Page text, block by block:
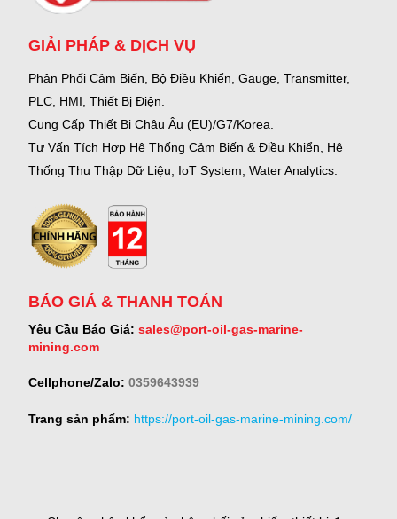
GIẢI PHÁP & DỊCH VỤ
Phân Phối Cảm Biến, Bộ Điều Khiển, Gauge, Transmitter,
PLC, HMI, Thiết Bị Điện.
Cung Cấp Thiết Bị Châu Âu (EU)/G7/Korea.
Tư Vấn Tích Hợp Hệ Thống Cảm Biến & Điều Khiển, Hệ
Thống Thu Thập Dữ Liệu, IoT System, Water Analytics.
BÁO GIÁ & THANH TOÁN
Yêu Cầu Báo Giá: sales@port-oil-gas-marine-
mining.com
Cellphone/Zalo: 0359643939
Trang sản phẩm: https://port-oil-gas-marine-mining.com/